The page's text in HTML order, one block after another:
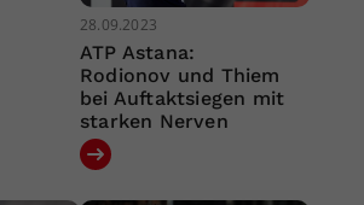
28.09.2023
ATP Astana:
Rodionov und Thiem
bei Auftaktsiegen mit
starken Nerven